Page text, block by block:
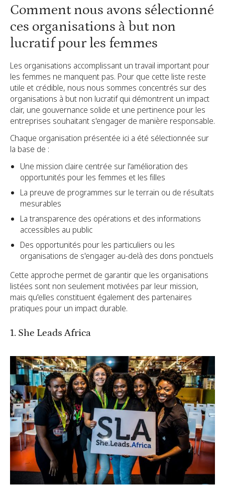
Comment nous avons sélectionné
ces organisations à but non
lucratif pour les femmes
Les organisations accomplissant un travail important pour
les femmes ne manquent pas. Pour que cette liste reste
utile et crédible, nous nous sommes concentrés sur des
organisations à but non lucratif qui démontrent un impact
clair, une gouvernance solide et une pertinence pour les
entreprises souhaitant s'engager de manière responsable.
Chaque organisation présentée ici a été sélectionnée sur
la base de :
Une mission claire centrée sur l'amélioration des
opportunités pour les femmes et les filles
La preuve de programmes sur le terrain ou de résultats
mesurables
La transparence des opérations et des informations
accessibles au public
Des opportunités pour les particuliers ou les
organisations de s'engager au-delà des dons ponctuels
Cette approche permet de garantir que les organisations
listées sont non seulement motivées par leur mission,
mais qu'elles constituent également des partenaires
pratiques pour un impact durable.
1. She Leads Africa